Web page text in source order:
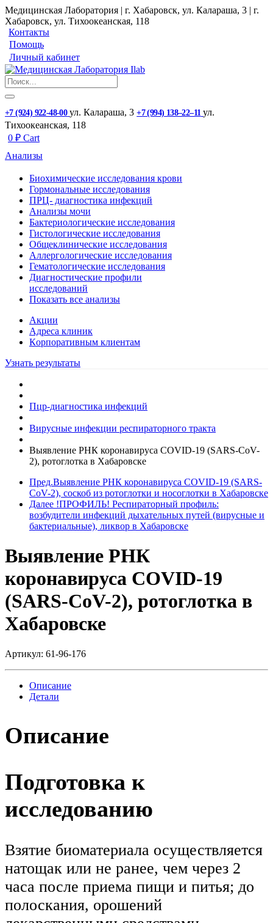
Медицинская Лаборатория | г. Хабаровск, ул. Калараша, 3 | г.
Хабаровск, ул. ​Тихоокеанская, 118
Контакты
Помощь
Личный кабинет
+7 (924) 922-48-00 ул. ​Калараша, 3 +7 (994) 138‒22‒11 ул. ​
Тихоокеанская, 118
0 ₽ Cart
Анализы
Биохимические исследования крови
Гормональные исследования
ПРЦ- диагностика инфекций
Анализы мочи
Бактериологические исследования
Гистологические исследования
Общеклинические исследования
Аллергологические исследования
Гематологические исследования
Диагностические профили
исследований
Показать все анализы
Акции
Адреса клиник
Кoрпоративным клиентам
Узнать результаты
Пцр-диагностика инфекций
Вирусные инфекции респираторного тракта
Выявление РНК коронавируса COVID-19 (SARS-CoV-
2), ротоглотка в Хабаровске
Пред.Выявление РНК коронавируса COVID-19 (SARS-
CoV-2), соскоб из ротоглотки и носоглотки в Хабаровске
Далее !ПРОФИЛЬ! Респираторный профиль:
возбудители инфекций дыхательных путей (вирусные и
бактериальные), ликвор в Хабаровске
Выявление РНК
коронавируса COVID-19
(SARS-CoV-2), ротоглотка в
Хабаровске
Артикул: 61-96-176
Описание
Детали
Описание
Подготовка к
исследованию
Взятие биоматериала осуществляется
натощак или не ранее, чем через 2
часа после приема пищи и питья; до
полоскания, орошений